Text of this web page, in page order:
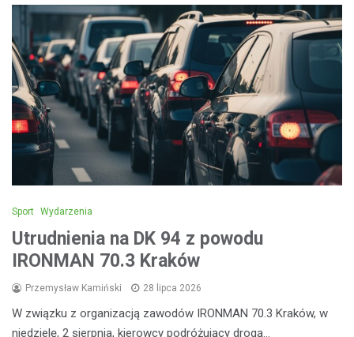
Sport Wydarzenia
Utrudnienia na DK 94 z powodu
IRONMAN 70.3 Kraków
Przemysław Kamiński 28 lipca 2026
W związku z organizacją zawodów IRONMAN 70.3 Kraków, w
niedzielę, 2 sierpnia, kierowcy podróżujący drogą…